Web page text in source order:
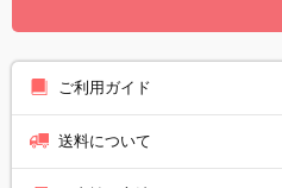
ご利用ガイド
送料について